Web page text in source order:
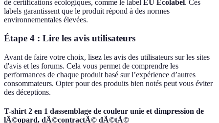
de certifications écologiques, comme le label EU Ecolabel . Ces
labels garantissent que le produit répond à des normes
environnementales élevées.
Étape 4 : Lire les avis utilisateurs
Avant de faire votre choix, lisez les avis des utilisateurs sur les sites
d'avis et les forums. Cela vous permet de comprendre les
performances de chaque produit basé sur l’expérience d’autres
consommateurs. Opter pour des produits bien notés peut vous éviter
des déceptions.
T-shirt 2 en 1 dassemblage de couleur unie et dimpression de
lÃ©opard, dÃ©contractÃ© dÃ©tÃ©